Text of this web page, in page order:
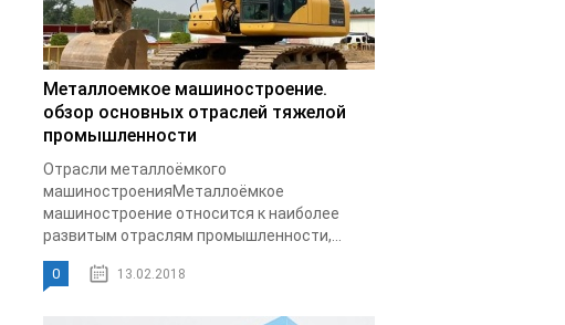
Металлоемкое машиностроение.
обзор основных отраслей тяжелой
промышленности
Отрасли металлоёмкого
машиностроенияМеталлоёмкое
машиностроение относится к наиболее
развитым отраслям промышленности,...
0 13.02.2018